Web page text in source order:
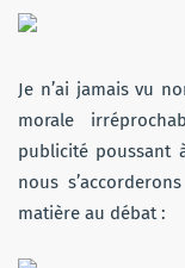
Je n’ai jamais vu
morale
publicité poussant
nous
matière au débat :